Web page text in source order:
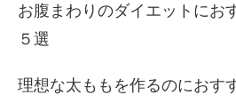
お腹まわりのダイエットに
５選
理想な太ももを作るのにおす